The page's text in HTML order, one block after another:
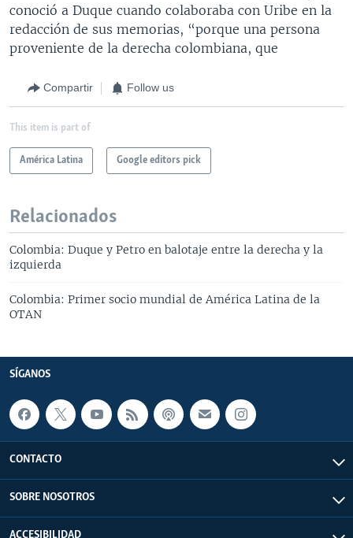
conoció a Duque cuando colaboraba con Uribe en la
redacción de sus memorias, “porque una persona
proveniente de la derecha colombiana, que
Compartir Follow us
This item is part of
América Latina Google editors pick
Relacionados
Colombia: Duque y Petro en balotaje entre la derecha y la
izquierda
Colombia: Primer socio mundial de América Latina de la
OTAN
SÍGANOS
CONTACTO
SOBRE NOSOTROS
ACCESIBILIDAD